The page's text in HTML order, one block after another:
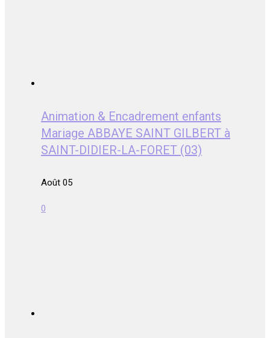
Animation & Encadrement enfants
Mariage ABBAYE SAINT GILBERT à
SAINT-DIDIER-LA-FORET (03)
Août 05
0